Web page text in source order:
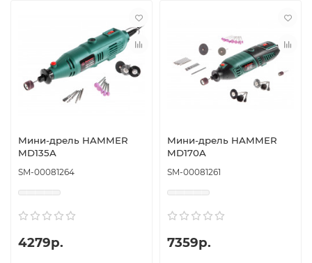
Мини-дрель HAMMER
MD135A
SM-00081264
4279р.
Мини-дрель HAMMER
MD170A
SM-00081261
7359р.